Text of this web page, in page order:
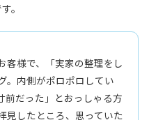
。
客様で、「実家の整理をし
。内側がポロポロしてい
前だった」とおっしゃる方
見したところ、思っていた